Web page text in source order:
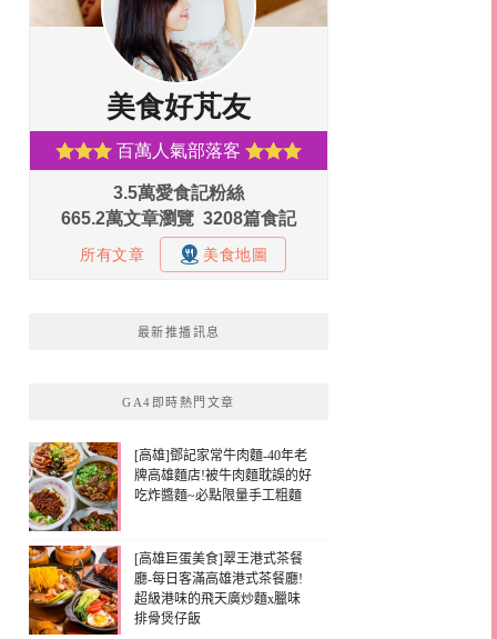
最新推播訊息
GA4即時熱門文章
[高雄]鄧記家常牛肉麵-40年老
牌高雄麵店!被牛肉麵耽誤的好
吃炸醬麵~必點限量手工粗麵
[高雄巨蛋美食]翠王港式茶餐
廳-每日客滿高雄港式茶餐廳!
超級港味的飛天廣炒麵x臘味
排骨煲仔飯